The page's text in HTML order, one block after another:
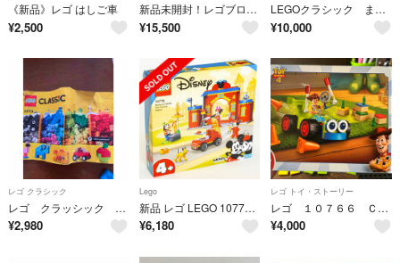
《新品》レゴ はしご車
¥2,500
新品未開封！レゴブロック 赤いバケツ 7616
¥15,500
LEGOクラシック まとめ売り
¥10,000
レゴ クラシック
レゴ クラッシック 10713
¥2,980
Lego
新品 レゴ LEGO 10776 ディズニー ミッキー&フレンズのしょうぼうしょ
¥6,180
レゴ トイ・ストーリー
レゴ １０７６６ ＣＯＮＦ＿Ｎｅｗ ＩＰ ２０１９＿４＋＿１
¥4,000